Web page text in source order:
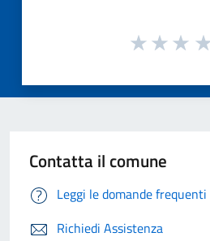
Contatta il comune
Leggi le domande frequenti
Richiedi Assistenza